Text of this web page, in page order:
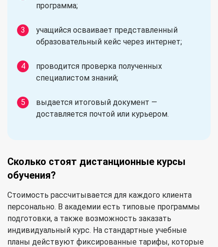
программа;
учащийся осваивает представленный
образовательный кейс через интернет;
проводится проверка полученных
специалистом знаний;
выдается итоговый документ —
доставляется почтой или курьером.
Сколько стоят дистанционные курсы
обучения?
Стоимость рассчитывается для каждого клиента
персонально. В академии есть типовые программы
подготовки, а также возможность заказать
индивидуальный курс. На стандартные учебные
планы действуют фиксированные тарифы, которые